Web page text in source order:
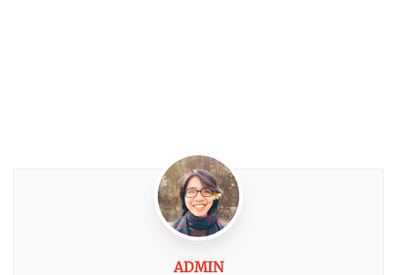
ADMIN